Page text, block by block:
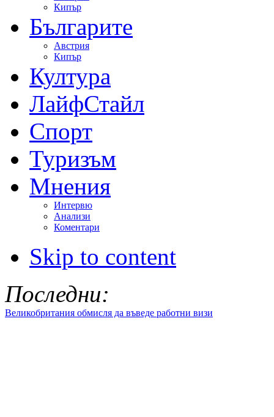
Кипър
Българите
Австрия
Кипър
Култура
ЛайфСтайл
Спорт
Туризъм
Мнения
Интервю
Анализи
Коментари
Skip to content
Последни:
Великобритания обмисля да въведе работни визи